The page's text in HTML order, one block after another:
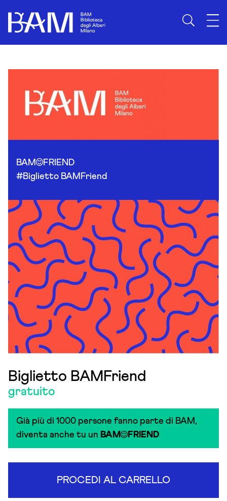
BAM
FRIEND
#Biglietto BAMFriend
Biglietto BAMFriend
gratuito
Già più di 1000 persone fanno parte di BAM,
diventa anche tu un BAM FRIEND
PROCEDI AL CARRELLO